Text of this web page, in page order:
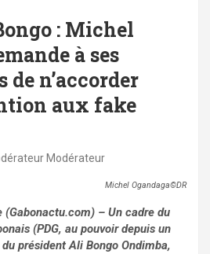
: Michel
à ses
n’accorder
aux fake
Modérateur
Michel Ogandaga©DR
– Un cadre du
(PDG, au pouvoir depuis un
président Ali Bongo Ondimba,